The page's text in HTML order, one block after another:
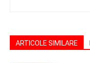
ARTICOLE SIMILARE